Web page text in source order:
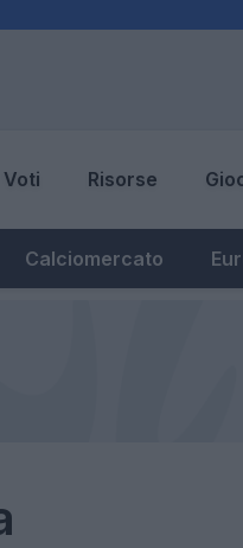
Voti Risorse
Calciomercato